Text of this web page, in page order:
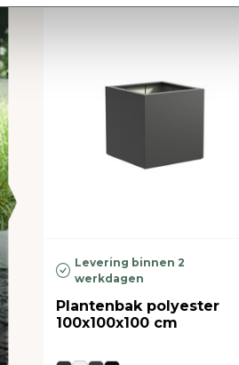
Levering binnen 2
werkdagen
Plantenbak polyester
100x100x100 cm